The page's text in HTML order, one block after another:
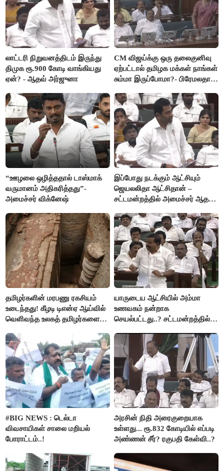
லாட்டரி நிறுவனத்திடம் இருந்து
திமுக ரூ.900 கோடி வாங்கியது
ஏன்? - ஆதவ் அர்ஜுனா
CM விஜய்க்கு ஒரு தலைகுனிவு
ஏற்பட்டால் தமிழக மக்கள் நாங்கள்
சும்மா இருப்போமா?- பிரேமலதா
“ஊழலை ஒழித்ததால் டாஸ்மாக்
வருமானம் அதிகரித்தது”-
அமைச்சர் விக்னேஷ்
இப்போது நடக்கும் ஆட்சியும்
ஜெயலலிதா ஆட்சிதான் –
சட்டமன்றத்தில் அமைச்சர் ஆதவ்
தமிழர்களின் மரபணு ரகசியம்
உடைந்தது! கீழடி டிஎன்ஏ ஆய்வில்
வெளிவந்த உலகத் தமிழர்களை
யாருடைய ஆட்சியில் அம்மா
உணவகம் நன்றாக
செயல்பட்டது..? சட்டமன்றத்தில்
#BIG NEWS : டெல்டா
விவசாயிகள் சாலை மறியல்
போராட்டம்..!
அரசின் நிதி அரைகுறையாக
உள்ளது... ரூ.832 கோடியில் எப்படி
அண்ணன் சீர்? ரகுபதி கேள்வி..?